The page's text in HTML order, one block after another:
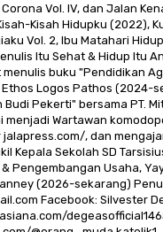
Vol. IV, dan Jalan
Kisah Hidupku (2022),
Vol. 2, Ibu Matahari
Itu Sehat & Hidup Itu
buku "Pendidikan
Logos Pathos (2024-
Budi Pekerti" bersama PT.
menjadi Wartawan
, dan
Kepala Sekolah SD
Pengembangan Usaha,
(2026-sekarang)
Facebook: Silvester